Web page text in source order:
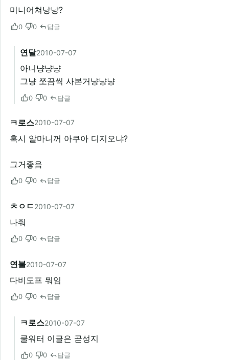
미니어쳐냥냥?
0 0 답글
연달2010-07-07
아니냥냥냥
그냥 쪼끔씩 사본거냥냥냥
0 0 답글
ㅋ로스2010-07-07
혹시 알마니꺼 아쿠아 디지오냐?
그거좋음
0 0 답글
ㅊㅇㄷ2010-07-07
나줘
0 0 답글
연불2010-07-07
다비도프 뭐임
0 0 답글
ㅋ로스2010-07-07
쿨워터 이글은 곧성지
0 0 답글